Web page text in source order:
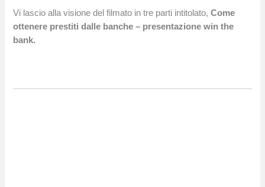
Vi lascio alla visione del filmato in tre parti intitolato,Come
ottenere prestiti dalle banche – presentazione win the
bank.